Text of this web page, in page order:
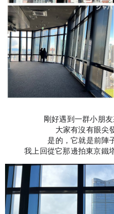
剛好遇到一群小朋
大家有沒有眼尖
是的，它就是前陣
我上回從它那邊拍東京鐵